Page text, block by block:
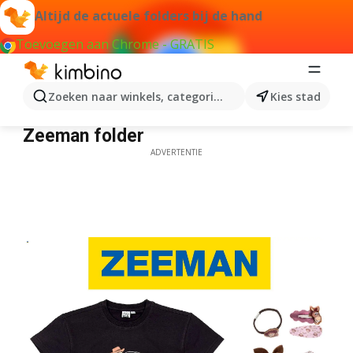
Altijd de actuele folders bij de hand
Toevoegen aan Chrome - GRATIS
Zoeken naar winkels, categorieën, producten...
Kies stad
Zeeman folder
Zeeman folder
ADVERTENTIE